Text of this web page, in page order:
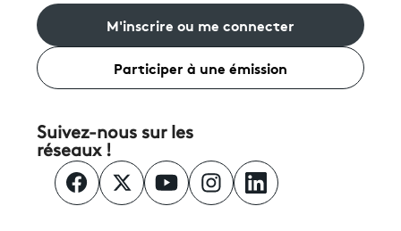
M'inscrire ou me connecter
Participer à une émission
Suivez-nous sur les
réseaux !